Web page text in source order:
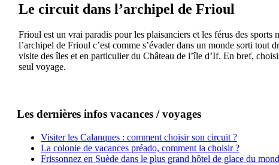
Le circuit dans l’archipel de Frioul
Frioul est un vrai paradis pour les plaisanciers et les férus des sports
l’archipel de Frioul c’est comme s’évader dans un monde sorti
visite des îles et en particulier du Château de l’île d’If. En bref,
seul voyage.
Les dernières infos vacances / voyages
Visiter les Calanques : comment choisir son circuit ?
La colonie de vacances préado, comment la choisir ?
Frissonnez en Suède dans le plus grand hôtel de glace du